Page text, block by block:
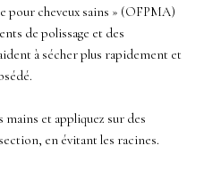
pour cheveux sains » (OFPMA)
de polissage et des
à sécher plus rapidement et
mains et appliquez sur des
en évitant les racines.